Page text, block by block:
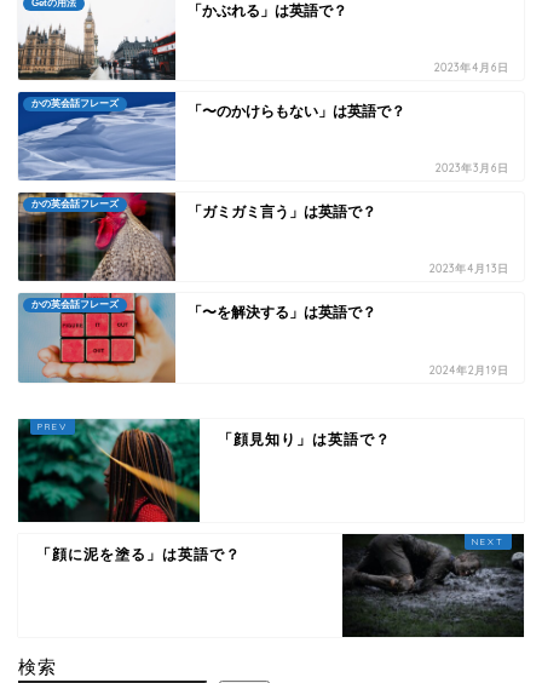
Getの用法 「かぶれる」は英語で？
2023年4月6日
かの英会話フレーズ 「〜のかけらもない」は英語で？
2023年3月6日
かの英会話フレーズ 「ガミガミ言う」は英語で？
2023年4月13日
かの英会話フレーズ 「〜を解決する」は英語で？
2024年2月19日
「顔見知り」は英語で？
「顔に泥を塗る」は英語で？
検索